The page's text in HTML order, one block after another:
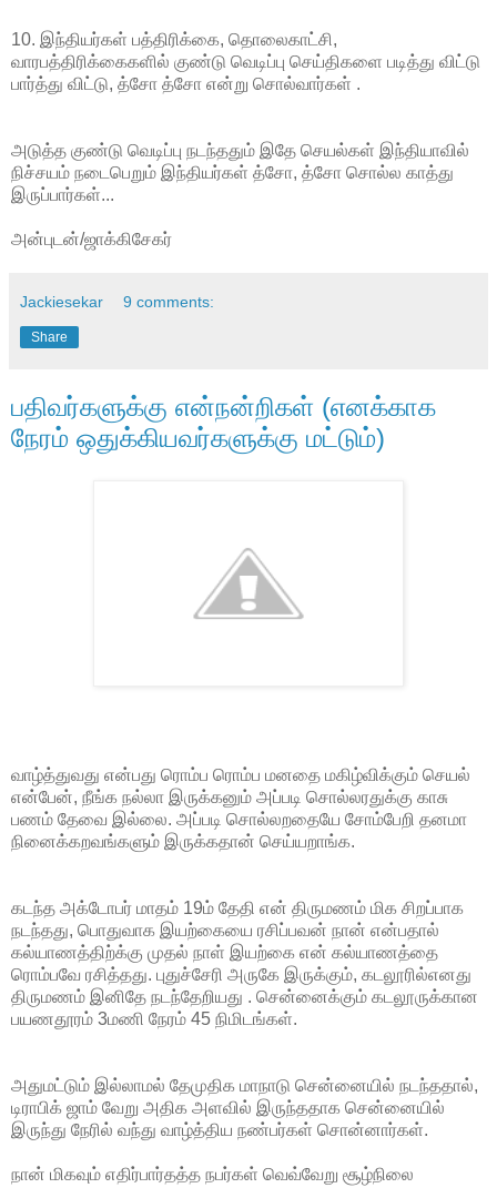
10. இந்தியர்கள் பத்திரிக்கை, தொலைகாட்சி,
வாரபத்திரிக்கைகளில் குண்டு வெடிப்பு செய்திகளை படித்து விட்டு
பார்த்து விட்டு, த்சோ த்சோ என்று சொல்வார்கள் .
அடுத்த குண்டு வெடிப்பு நடந்ததும் இதே செயல்கள் இந்தியாவில்
நிச்சயம் நடைபெறும் இந்தியர்கள் த்சோ, த்சோ சொல்ல காத்து
இருப்பார்கள்...
அன்புடன்/ஜாக்கிசேகர்
Jackiesekar 9 comments:
Share
பதிவர்களுக்கு என்நன்றிகள் (எனக்காக
நேரம் ஒதுக்கியவர்களுக்கு மட்டும்)
வாழ்த்துவது என்பது ரொம்ப ரொம்ப மனதை மகிழ்விக்கும் செயல்
என்பேன், நீங்க நல்லா இருக்கனும் அப்படி சொல்லரதுக்கு காசு
பணம் தேவை இல்லை. அப்படி சொல்லறதையே சோம்பேறி தனமா
நினைக்கறவங்களும் இருக்கதான் செய்யறாங்க.
கடந்த அக்டோபர் மாதம் 19ம் தேதி என் திருமணம் மிக சிறப்பாக
நடந்தது, பொதுவாக இயற்கையை ரசிப்பவன் நான் என்பதால்
கல்யாணத்திற்க்கு முதல் நாள் இயற்கை என் கல்யாணத்தை
ரொம்பவே ரசித்தது. புதுச்சேரி அருகே இருக்கும், கடலூரில்எனது
திருமணம் இனிதே நடந்தேறியது . சென்னைக்கும் கடலூருக்கான
பயணதூரம் 3மணி நேரம் 45 நிமிடங்கள்.
அதுமட்டும் இல்லாமல் தேமுதிக மாநாடு சென்னையில் நடந்ததால்,
டிராபிக் ஜாம் வேறு அதிக அளவில் இருந்ததாக சென்னையில்
இருந்து நேரில் வந்து வாழ்த்திய நண்பர்கள் சொன்னார்கள்.
நான் மிகவும் எதிர்பார்தத்த நபர்கள் வெவ்வேறு சூழ்நிலை